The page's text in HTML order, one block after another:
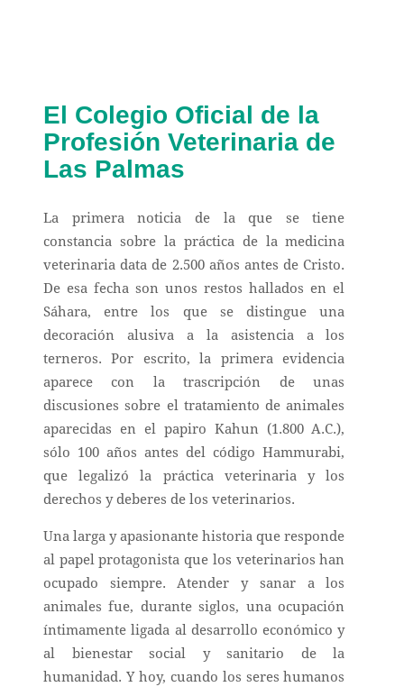
El Colegio Oficial de la
Profesión Veterinaria de
Las Palmas
La primera noticia de la que se tiene
constancia sobre la práctica de la medicina
veterinaria data de 2.500 años antes de Cristo.
De esa fecha son unos restos hallados en el
Sáhara, entre los que se distingue una
decoración alusiva a la asistencia a los
terneros. Por escrito, la primera evidencia
aparece con la trascripción de unas
discusiones sobre el tratamiento de animales
aparecidas en el papiro Kahun (1.800 A.C.),
sólo 100 años antes del código Hammurabi,
que legalizó la práctica veterinaria y los
derechos y deberes de los veterinarios.
Una larga y apasionante historia que responde
al papel protagonista que los veterinarios han
ocupado siempre. Atender y sanar a los
animales fue, durante siglos, una ocupación
íntimamente ligada al desarrollo económico y
al bienestar social y sanitario de la
humanidad. Y hoy, cuando los seres humanos